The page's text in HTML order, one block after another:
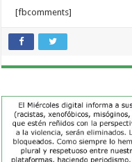
[fbcomments]